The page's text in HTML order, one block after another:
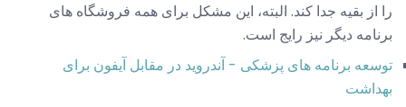
را از بقیه جدا کند. البته، این مشکل برای همه فروشگاه های
برنامه دیگر نیز رایج است.
توسعه برنامه های پزشکی - آندروید در مقابل آیفون برای
بهداشت